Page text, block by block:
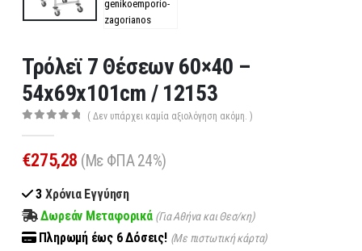
Τρόλεϊ 7 Θέσεων 60×40 –
54x69x101cm / 12153
( Δεν υπάρχει καμία αξιολόγηση ακόμη. )
€275,28 (Με ΦΠΑ 24%)
3 Χρόνια Εγγύηση
Δωρεάν Μεταφορικά (Για Αθήνα και Θεσ/κη)
Πληρωμή έως 6Δόσεις! (Με πιστωτική κάρτα)